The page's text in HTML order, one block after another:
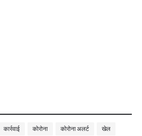
कार्रवाई कोरोना कोरोना अलर्ट खेल